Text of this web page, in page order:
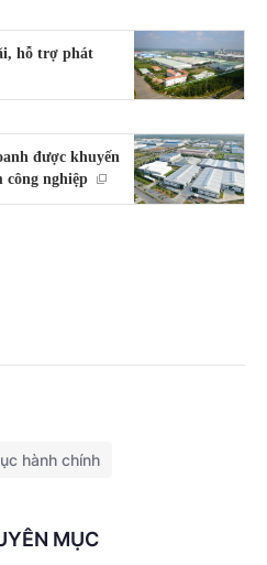
hỗ trợ phát
được khuyến
nghiệp
hành chính
MỤC